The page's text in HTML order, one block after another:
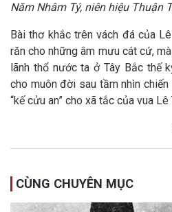
Năm Nhâm Tý, niên hiệu Thuận
Bài thơ khắc trên vách đá của
răn cho những âm mưu cát cứ,
lãnh thổ nước ta ở Tây Bắc thế
cho muôn đời sau tầm nhìn
“kế cửu an” cho xã tắc của vua Lê
CÙNG CHUYÊN MỤC